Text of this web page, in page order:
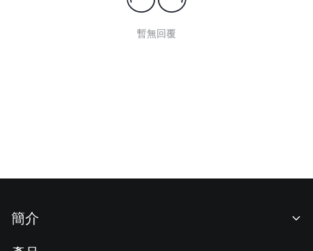
暫無回覆
簡介